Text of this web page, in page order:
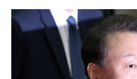
『Money1』
【韓国の
ル。外平債の発行「19.4
『Money1』
韓国「
ーにウソのデータを入